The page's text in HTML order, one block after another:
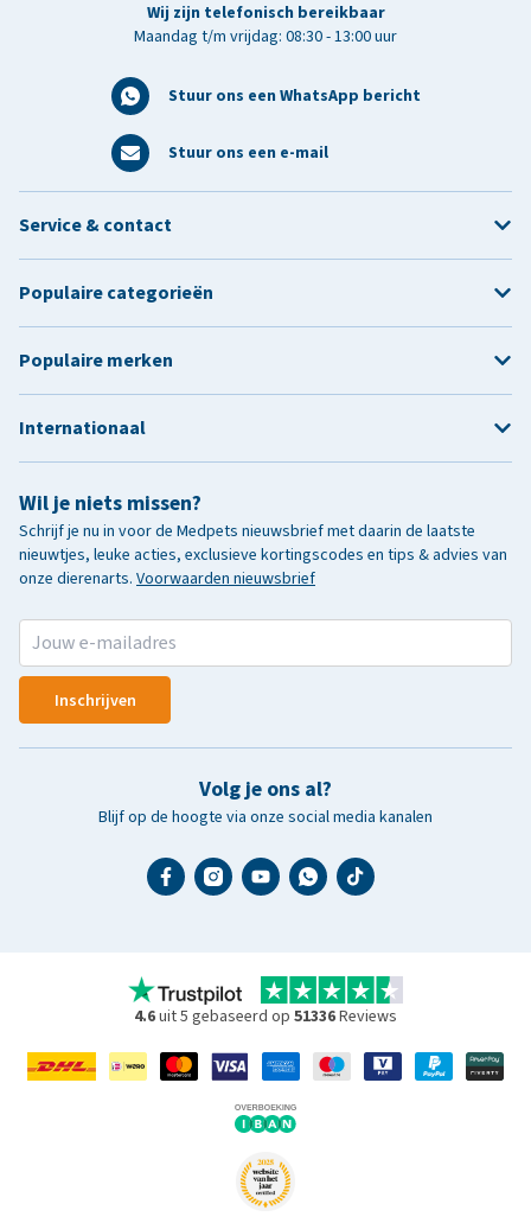
Wij zijn telefonisch bereikbaar
Maandag t/m vrijdag: 08:30 - 13:00 uur
Stuur ons een WhatsApp bericht
Stuur ons een e-mail
Wil je niets missen?
Schrijf je nu in voor de Medpets nieuwsbrief met daarin de laatste
nieuwtjes, leuke acties, exclusieve kortingscodes en tips & advies van
onze dierenarts. Voorwaarden nieuwsbrief
Inschrijven
Volg je ons al?
Blijf op de hoogte via onze social media kanalen
Service & contact
Populaire categorieën
Populaire merken
Internationaal
4.6uit 5 gebaseerd op 51336Reviews